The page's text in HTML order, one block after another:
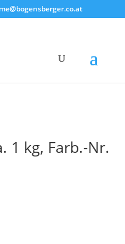
1 kg, Farb.-Nr.